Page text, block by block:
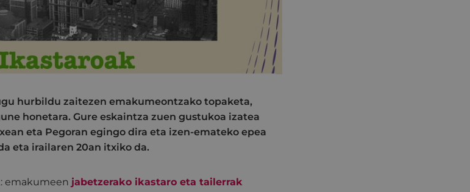
hurbildu zaitezen emakumeontzako topaketa,
honetara. Gure eskaintza zuen gustukoa izatea
eta Pegoran egingo dira eta izen-emateko epea
eta irailaren 20an itxiko da.
emakumeen jabetzerako ikastaro eta tailerrak